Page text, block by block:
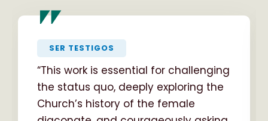
"SER TESTIGOS
“This work is essential for challenging
the status quo, deeply exploring the
Church’s history of the female